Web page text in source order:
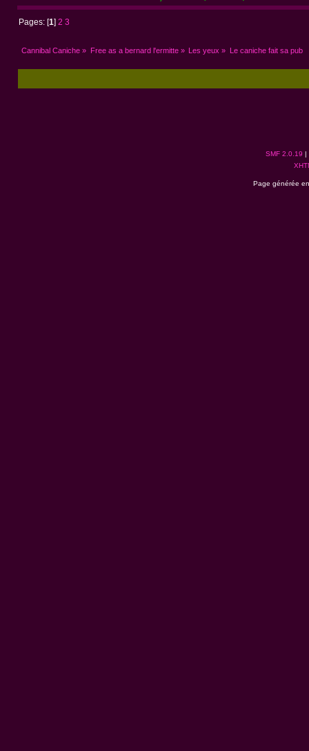
Pages: [1]2 3
Cannibal Caniche » Free as a bernard l'ermitte» Les yeux » Le caniche fait sa pub
SMF 2.0.19 |
Page générée